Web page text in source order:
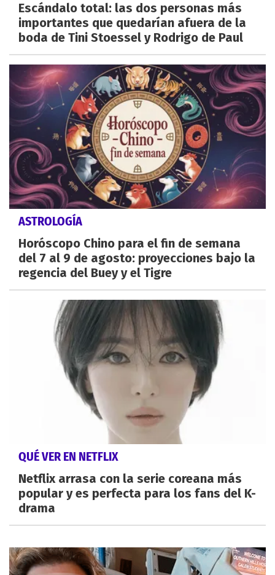
Escándalo total: las dos personas más
importantes que quedarían afuera de la
boda de Tini Stoessel y Rodrigo de Paul
ASTROLOGÍA
Horóscopo Chino para el fin de semana
del 7 al 9 de agosto: proyecciones bajo la
regencia del Buey y el Tigre
QUÉ VER EN NETFLIX
Netflix arrasa con la serie coreana más
popular y es perfecta para los fans del K-
drama